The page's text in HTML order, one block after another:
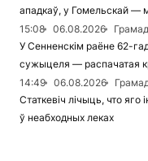
ападкаў, у Гомельскай —
15:08
06.08.2026
У Сенненскім раёне 62-
сужыцеля — распачатая
14:49
06.08.2026
Статкевіч лічыць, что
ў неабходных леках